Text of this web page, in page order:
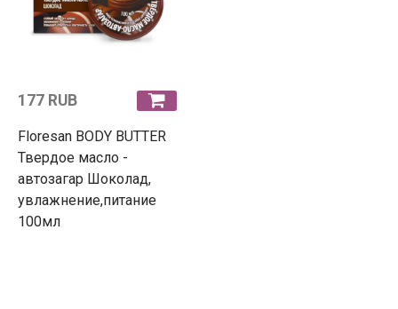
177 RUB
Floresan BODY BUTTER
Твердое масло -
автозагар Шоколад,
увлажнение,питание
100мл